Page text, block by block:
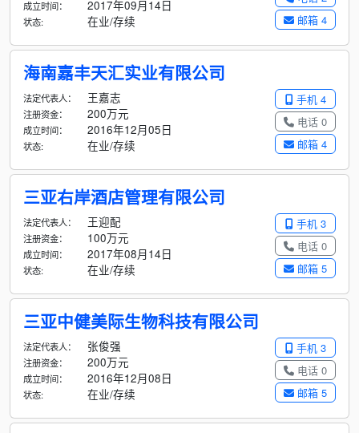
邮箱 4
成立时间： 2017年09月14日
状态: 在业/存续
海南嘉丰天汇实业有限公司
手机 4
电话 0
邮箱 4
法定代表人： 王嘉志
注册资金： 200万元
成立时间： 2016年12月05日
状态: 在业/存续
三亚右岸酒店管理有限公司
手机 3
电话 0
邮箱 5
法定代表人： 王迎配
注册资金： 100万元
成立时间： 2017年08月14日
状态: 在业/存续
三亚中健美际生物科技有限公司
手机 3
电话 0
邮箱 5
法定代表人： 张俊强
注册资金： 200万元
成立时间： 2016年12月08日
状态: 在业/存续